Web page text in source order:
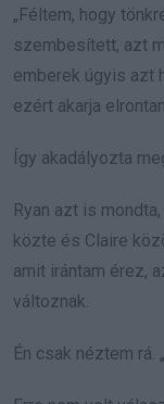
„Féltem, hogy
szembesített, azt
emberek úgyis azt
ezért akarja
Így akadályozta
Ryan azt is
közte és Claire
amit irántam érez,
változnak.
Én csak néztem rá.